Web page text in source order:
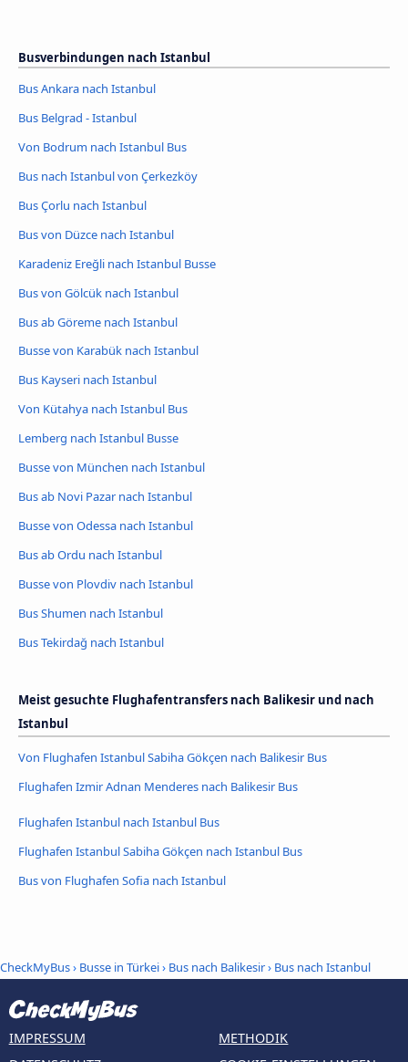
Busverbindungen nach Istanbul
Bus Ankara nach Istanbul
Bus Belgrad - Istanbul
Von Bodrum nach Istanbul Bus
Bus nach Istanbul von Çerkezköy
Bus Çorlu nach Istanbul
Bus von Düzce nach Istanbul
Karadeniz Ereğli nach Istanbul Busse
Bus von Gölcük nach Istanbul
Bus ab Göreme nach Istanbul
Busse von Karabük nach Istanbul
Bus Kayseri nach Istanbul
Von Kütahya nach Istanbul Bus
Lemberg nach Istanbul Busse
Busse von München nach Istanbul
Bus ab Novi Pazar nach Istanbul
Busse von Odessa nach Istanbul
Bus ab Ordu nach Istanbul
Busse von Plovdiv nach Istanbul
Bus Shumen nach Istanbul
Bus Tekirdağ nach Istanbul
Meist gesuchte Flughafentransfers nach Balikesir und nach
Istanbul
Von Flughafen Istanbul Sabiha Gökçen nach Balikesir Bus
Flughafen Izmir Adnan Menderes nach Balikesir Bus
Flughafen Istanbul nach Istanbul Bus
Flughafen Istanbul Sabiha Gökçen nach Istanbul Bus
Bus von Flughafen Sofia nach Istanbul
CheckMyBus› Busse in Türkei› Bus nach Balikesir› Bus nach Istanbul
IMPRESSUM
METHODIK